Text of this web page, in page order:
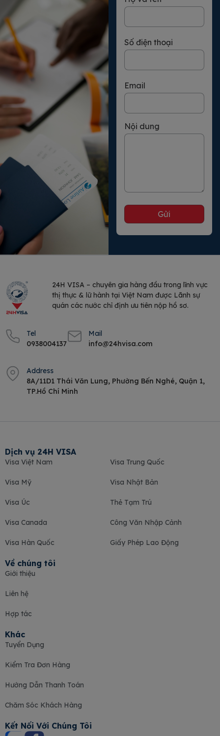
Số điện thoại
Email
Nội dung
24H VISA – chuyên gia hàng đầu trong lĩnh vực
thị thực & lữ hành tại Việt Nam được Lãnh sự
quán các nước chỉ định ưu tiên nộp hồ sơ.
Tel
0938004137
Mail
info@24hvisa.com
Address
8A/11D1 Thái Văn Lung, Phường Bến Nghé, Quận 1,
TP.Hồ Chí Minh
Về chúng tôi
Giới thiệu
Liên hệ
Hợp tác
Dịch vụ 24H VISA
Visa Việt Nam
Visa Mỹ
Visa Úc
Visa Canada
Visa Hàn Quốc
Visa Trung Quốc
Visa Nhật Bản
Thẻ Tạm Trú
Công Văn Nhập Cảnh
Giấy Phép Lao Động
Khác
Tuyển Dụng
Kiểm Tra Đơn Hàng
Hướng Dẫn Thanh Toán
Chăm Sóc Khách Hàng
Kết Nối Với Chúng Tôi